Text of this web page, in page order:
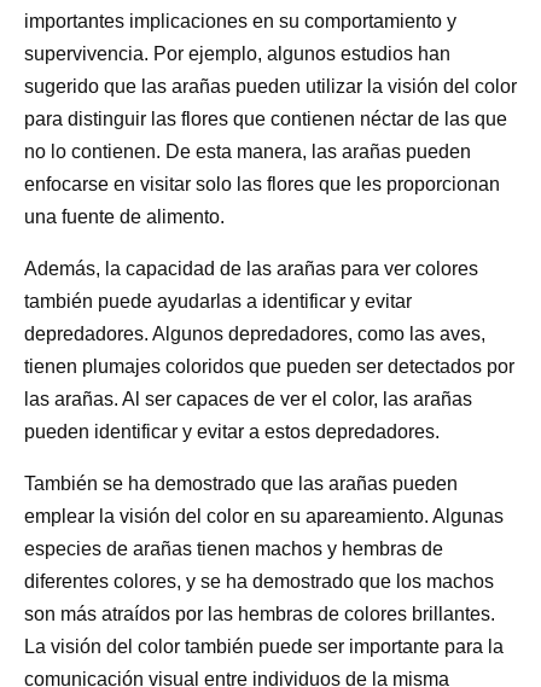
importantes implicaciones en su comportamiento y
supervivencia. Por ejemplo, algunos estudios han
sugerido que las arañas pueden utilizar la visión del color
para distinguir las flores que contienen néctar de las que
no lo contienen. De esta manera, las arañas pueden
enfocarse en visitar solo las flores que les proporcionan
una fuente de alimento.
Además, la capacidad de las arañas para ver colores
también puede ayudarlas a identificar y evitar
depredadores. Algunos depredadores, como las aves,
tienen plumajes coloridos que pueden ser detectados por
las arañas. Al ser capaces de ver el color, las arañas
pueden identificar y evitar a estos depredadores.
También se ha demostrado que las arañas pueden
emplear la visión del color en su apareamiento. Algunas
especies de arañas tienen machos y hembras de
diferentes colores, y se ha demostrado que los machos
son más atraídos por las hembras de colores brillantes.
La visión del color también puede ser importante para la
comunicación visual entre individuos de la misma